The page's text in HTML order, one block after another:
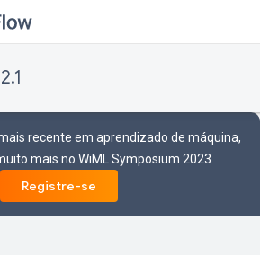
recente em aprendizado de máquina,
mais no WiML Symposium 2023
Registre-se